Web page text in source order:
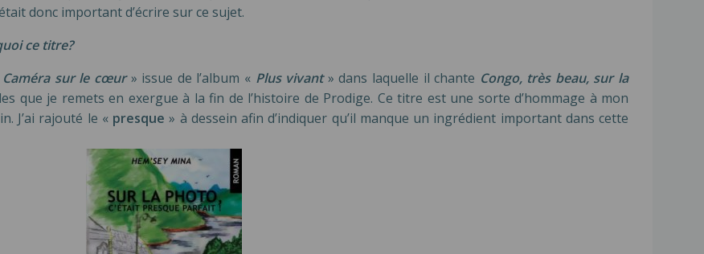
donc important d’écrire sur ce sujet.
ce titre?
Caméra sur le cœur» issue de l’album « Plus vivant» dans laquelle il chante Congo, très beau, sur la
que je remets en exergue à la fin de l’histoire de Prodige. Ce titre est une sorte d’hommage à mon
J’ai rajouté le « presque» à dessein afin d’indiquer qu’il manque un ingrédient important dans cette